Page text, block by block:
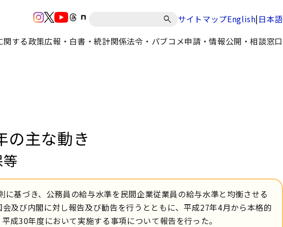
サイトマップEnglish|日本語
関する政策広報・白書・統計関係法令・パブコメ申請・情報公開・相談窓口
の主な動き
基づき、公務員の給与水準を民間企業従業員の給与水準と均衡させる
及び内閣に対し報告及び勧告を行うとともに、平成27年4月から本格的
成30年度において実施する事項について報告を行った。